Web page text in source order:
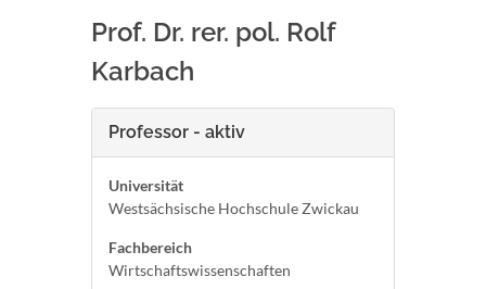
Prof. Dr. rer. pol. Rolf
Karbach
Professor - aktiv
Universität
Westsächsische Hochschule Zwickau
Fachbereich
Wirtschaftswissenschaften